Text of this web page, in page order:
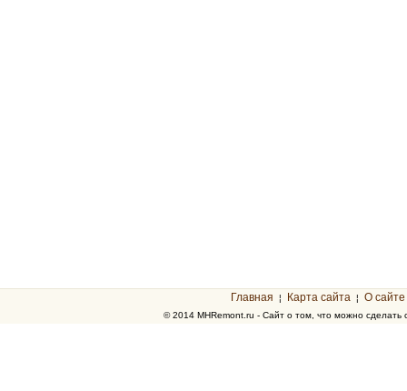
Главная ¦ Карта сайта ¦ О сайте
© 2014 MHRemont.ru - Сайт о том, что можно сделать